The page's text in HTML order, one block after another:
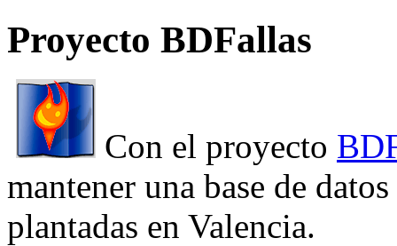
Proyecto BDFallas
Con el proyecto
mantener una base de
plantadas en Valencia.